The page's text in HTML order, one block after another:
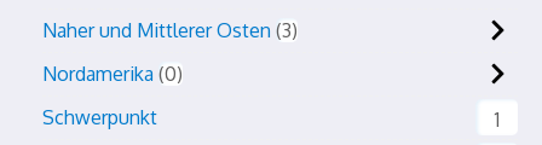
Naher und Mittlerer Osten 3
Nordamerika 0
Schwerpunkt
1